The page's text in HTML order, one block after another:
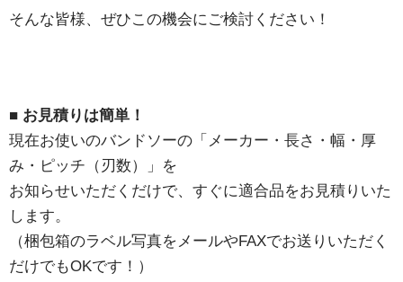
そんな皆様、ぜひこの機会にご検討ください！
■ お見積りは簡単！
現在お使いのバンドソーの「メーカー・長さ・幅・厚
み・ピッチ（刃数）」を
お知らせいただくだけで、すぐに適合品をお見積りいた
します。
（梱包箱のラベル写真をメールやFAXでお送りいただく
だけでもOKです！）